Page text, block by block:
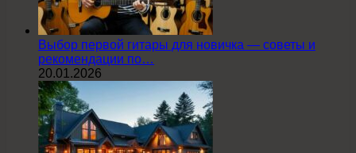
Выбор первой гитары для новичка — советы и
рекомендации по…
20.01.2026